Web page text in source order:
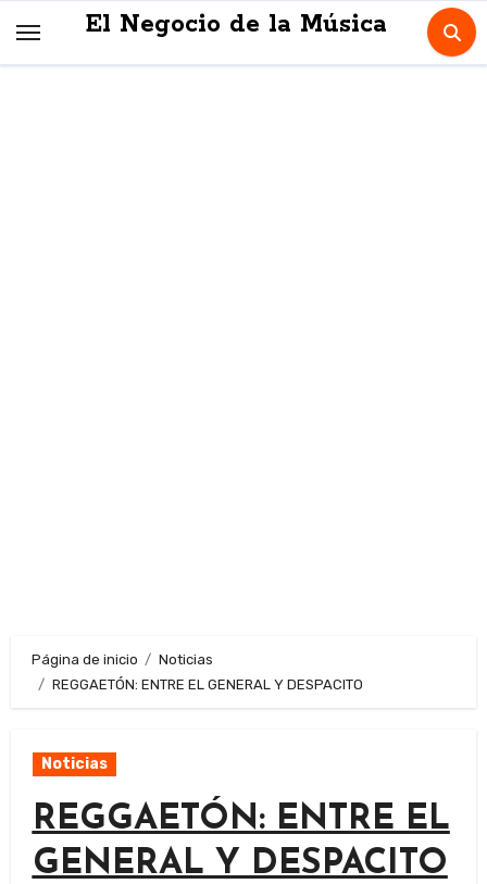
El Negocio de la Música
Página de inicio
Noticias
REGGAETÓN: ENTRE EL GENERAL Y DESPACITO
Noticias
REGGAETÓN: ENTRE EL
GENERAL Y DESPACITO